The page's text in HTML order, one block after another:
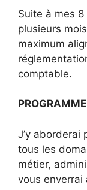
Suite à mes
plusieurs
maximum
comptable.
PROGRAMME
J’y
tous les
métier,
vous enverrai